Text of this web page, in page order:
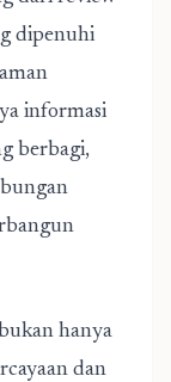
dipenuhi
informasi
berbagi,
bukan hanya
dan